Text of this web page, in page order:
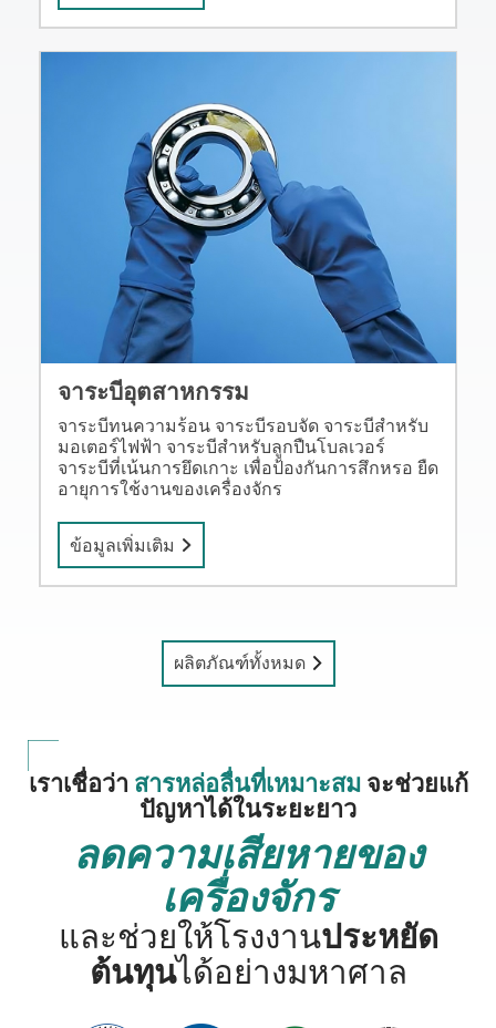
จาระบีอุตสาหกรรม
จาระบีทนความร้อน จาระบีรอบจัด จาระบีสำหรับ
มอเตอร์ไฟฟ้า จาระบีสำหรับลูกปืนโบลเวอร์
จาระบีที่เน้นการยึดเกาะ เพื่อป้องกันการสึกหรอ ยืด
อายุการใช้งานของเครื่องจักร
ข้อมูลเพิ่มเติม
ผลิตภัณฑ์ทั้งหมด
เราเชื่อว่า สารหล่อลื่นที่เหมาะสมจะช่วยแก้
ปัญหาได้ในระยะยาว
ลดความเสียหายของ
เครื่องจักร
และช่วยให้โรงงานประหยัด
ต้นทุนได้อย่างมหาศาล